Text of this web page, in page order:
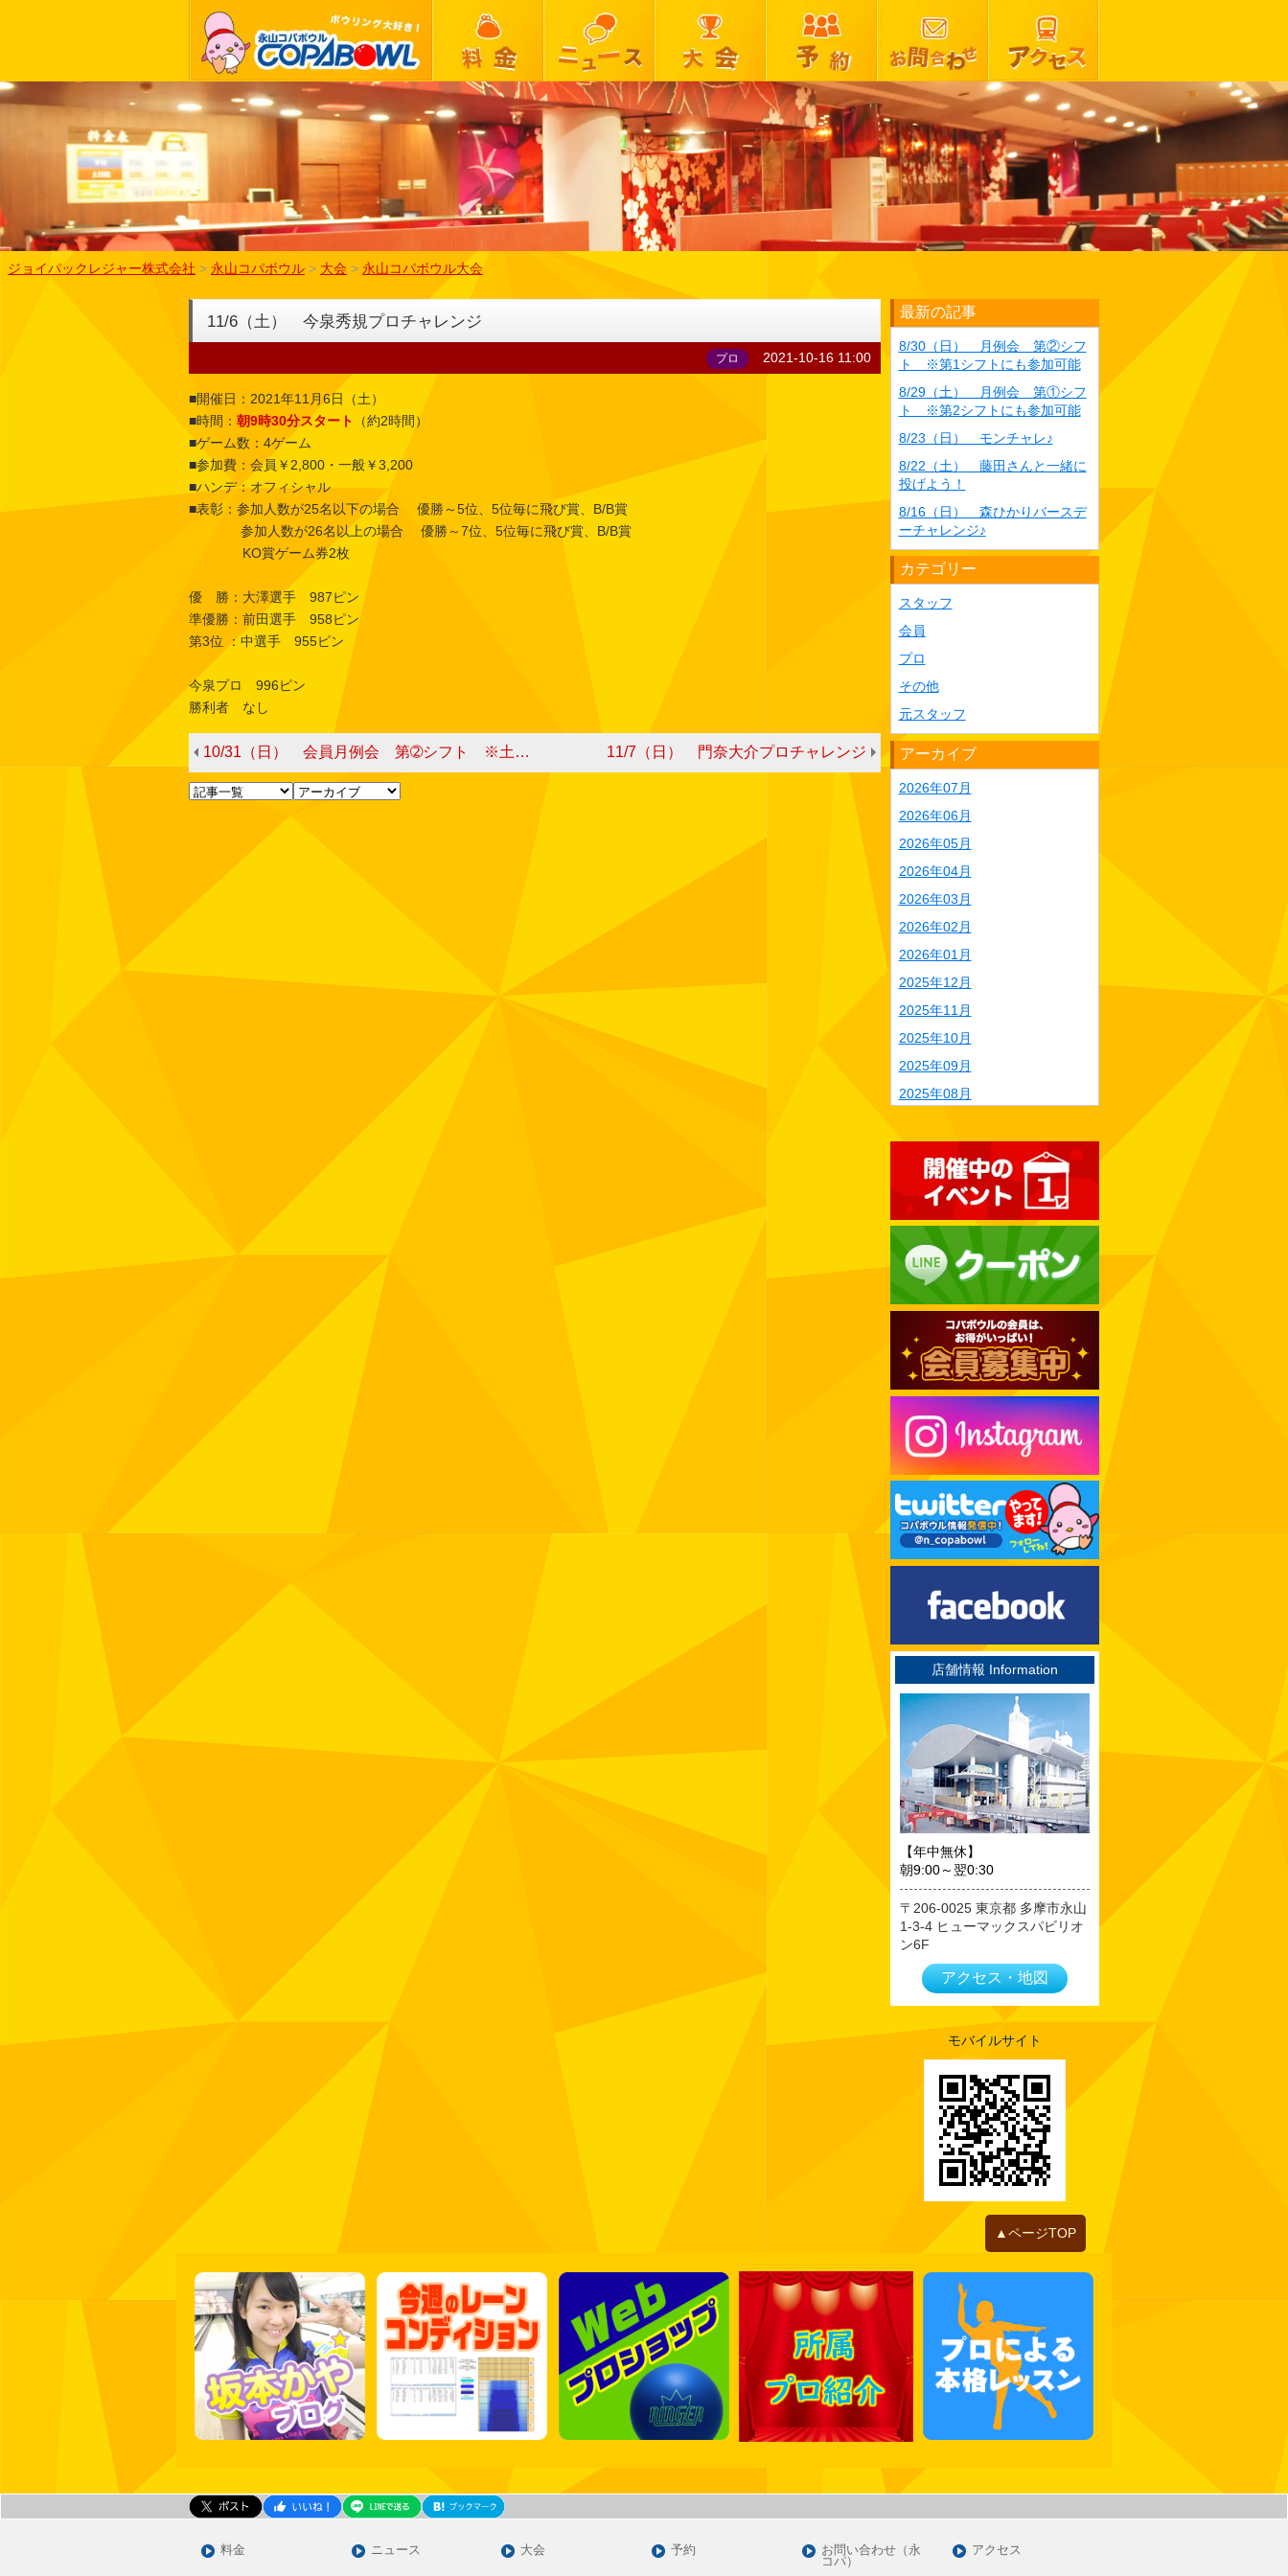
ジョイパックレジャー株式会社 > 永山コパボウル > 大会 > 永山コパボウル大会
11/6（土） 今泉秀規プロチャレンジ
プロ 2021-10-16 11:00
■開催日：2021年11月6日（土）
■時間： 朝9時30分スタート
（約2時間）
■ゲーム数：4ゲーム
■参加費：会員￥2,800・一般￥3,200
■ハンデ：オフィシャル
■表彰：参加人数が25名以下の場合 優勝～5位、5位毎に飛び賞、B/B賞
参加人数が26名以上の場合 優勝～7位、5位毎に飛び賞、B/B賞
KO賞ゲーム券2枚
優 勝：大澤選手 987ピン
準優勝：前田選手 958ピン
第3位 ：中選手 955ピン
今泉プロ 996ピン
勝利者 なし
10/31（日） 会員月例会 第➁シフト ※土曜日の月例会にも参加可能 11/7（日） 門奈大介プロチャレンジ
最新の記事
8/30（日） 月例会 第②シフ
ト ※第1シフトにも参加可能
8/29（土） 月例会 第①シフ
ト ※第2シフトにも参加可能
8/23（日） モンチャレ♪
8/22（土） 藤田さんと一緒に
投げよう！
8/16（日） 森ひかりバースデ
ーチャレンジ♪
カテゴリー
スタッフ
会員
プロ
その他
元スタッフ
アーカイブ
2026年07月
2026年06月
2026年05月
2026年04月
2026年03月
2026年02月
2026年01月
2025年12月
2025年11月
2025年10月
2025年09月
2025年08月
2025年05月
2025年04月
2025年03月
2025年02月
2025年01月
2024年12月
2024年11月
2024年10月
2024年09月
2024年08月
2024年07月
2024年06月
2024年05月
2024年04月
2024年03月
2024年02月
2024年01月
2023年12月
2023年11月
2023年10月
2023年09月
2023年08月
2023年07月
2023年06月
2023年05月
2023年04月
2023年02月
2023年01月
2022年12月
2022年11月
2022年10月
2022年08月
2022年07月
2022年06月
2022年05月
2022年04月
2022年01月
2021年11月
2021年10月
2021年09月
2021年07月
2021年06月
2021年05月
2021年01月
店舗情報 Information
【年中無休】
朝9:00～翌0:30
206-0025 東京都 多摩市永山
1-3-4 ヒューマックスパビリオ
ン6F
アクセス・地図
モバイルサイト
▲ページTOP
料金 ニュース 大会 予約
お問い合わせ（永
コパ）
アクセス